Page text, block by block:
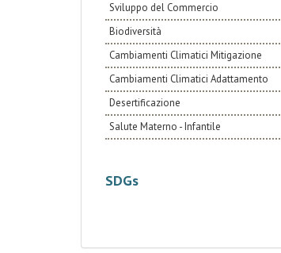
Sviluppo del Commercio
Biodiversità
Cambiamenti Climatici Mitigazione
Cambiamenti Climatici Adattamento
Desertificazione
Salute Materno - Infantile
SDGs